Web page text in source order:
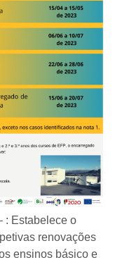
: Estabelece o
renovações
ensinos básico e